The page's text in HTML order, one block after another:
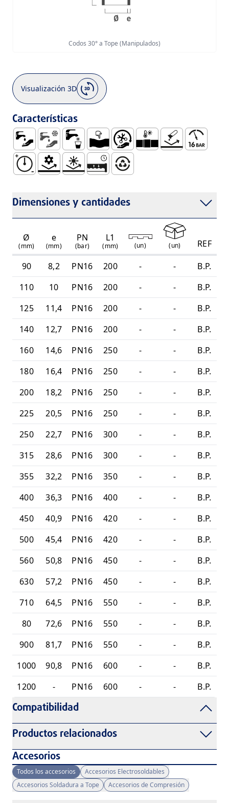
Codos 30° a Tope (Manipulados)
Visualización 3D
Características
Abastecimiento de Agua
Suministro de Agua Fría
Utilización con Agua para Consumo
Dúctil Fácil Manejo e Instalación
Dimensiones y cantidades
Ø
(mm)
e
(mm)
PN
(bar)
L1
(mm) (un) (un)
REF
90
8,2 PN16 200 - -
B.P.
110
10 PN16 200 - -
B.P.
125
11,4 PN16 200 - -
B.P.
140
12,7 PN16 200 - -
B.P.
160
14,6 PN16 250 - -
B.P.
180
16,4 PN16 250 - -
B.P.
200
18,2 PN16 250 - -
B.P.
225
20,5 PN16 250 - -
B.P.
250
22,7 PN16 300 - -
B.P.
315
28,6 PN16 300 - -
B.P.
355
32,2 PN16 350 - -
B.P.
400
36,3 PN16 400 - -
B.P.
450
40,9 PN16 420 - -
B.P.
500
45,4 PN16 420 - -
B.P.
560
50,8 PN16 450 - -
B.P.
630
57,2 PN16 450 - -
B.P.
710
64,5 PN16 550 - -
B.P.
80
72,6 PN16 550 - -
B.P.
900
81,7 PN16 550 - -
B.P.
1000
90,8 PN16 600 - -
B.P.
1200
- PN16 600 - - B.P.
Compatibilidad
Productos relacionados
Accesorios
Todos los accesorios
Accesorios Electrosoldables
Accesorios Soldadura a Tope
Accesorios de Compresión